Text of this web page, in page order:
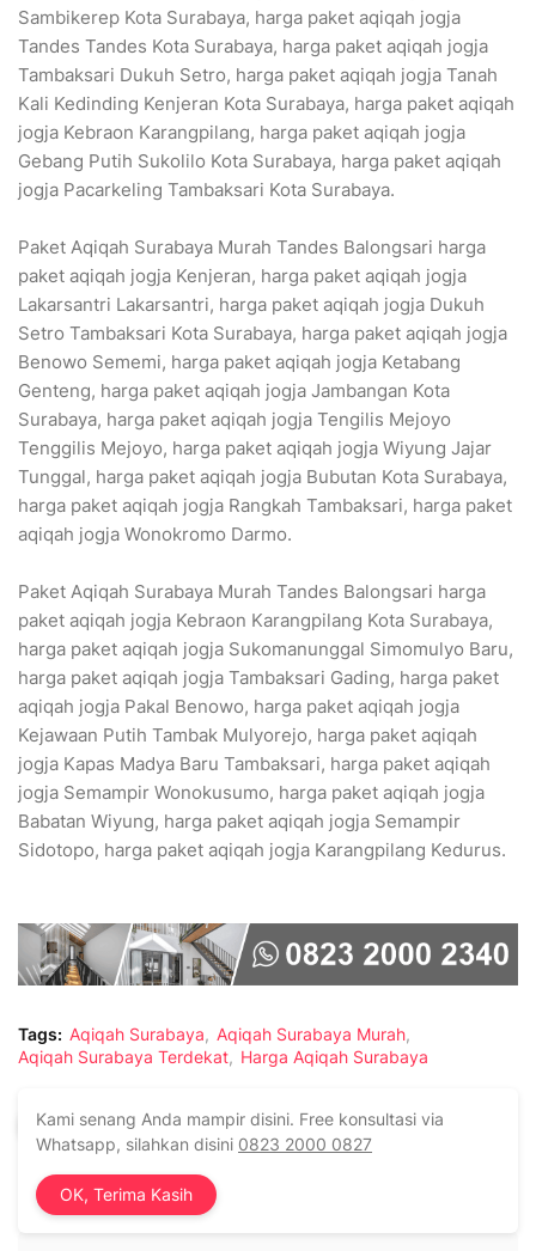
Sambikerep Kota Surabaya, harga paket aqiqah jogja
Tandes Tandes Kota Surabaya, harga paket aqiqah jogja
Tambaksari Dukuh Setro, harga paket aqiqah jogja Tanah
Kali Kedinding Kenjeran Kota Surabaya, harga paket aqiqah
jogja Kebraon Karangpilang, harga paket aqiqah jogja
Gebang Putih Sukolilo Kota Surabaya, harga paket aqiqah
jogja Pacarkeling Tambaksari Kota Surabaya.
Paket Aqiqah Surabaya Murah Tandes Balongsari harga
paket aqiqah jogja Kenjeran, harga paket aqiqah jogja
Lakarsantri Lakarsantri, harga paket aqiqah jogja Dukuh
Setro Tambaksari Kota Surabaya, harga paket aqiqah jogja
Benowo Sememi, harga paket aqiqah jogja Ketabang
Genteng, harga paket aqiqah jogja Jambangan Kota
Surabaya, harga paket aqiqah jogja Tengilis Mejoyo
Tenggilis Mejoyo, harga paket aqiqah jogja Wiyung Jajar
Tunggal, harga paket aqiqah jogja Bubutan Kota Surabaya,
harga paket aqiqah jogja Rangkah Tambaksari, harga paket
aqiqah jogja Wonokromo Darmo.
Paket Aqiqah Surabaya Murah Tandes Balongsari harga
paket aqiqah jogja Kebraon Karangpilang Kota Surabaya,
harga paket aqiqah jogja Sukomanunggal Simomulyo Baru,
harga paket aqiqah jogja Tambaksari Gading, harga paket
aqiqah jogja Pakal Benowo, harga paket aqiqah jogja
Kejawaan Putih Tambak Mulyorejo, harga paket aqiqah
jogja Kapas Madya Baru Tambaksari, harga paket aqiqah
jogja Semampir Wonokusumo, harga paket aqiqah jogja
Babatan Wiyung, harga paket aqiqah jogja Semampir
Sidotopo, harga paket aqiqah jogja Karangpilang Kedurus.
Tags: Aqiqah Surabaya
Aqiqah Surabaya Murah
Aqiqah Surabaya Terdekat
Harga Aqiqah Surabaya
Facebook
You might like
Kami senang Anda mampir disini. Free konsultasi via
Whatsapp, silahkan disini 0823 2000 0827
OK, Terima Kasih